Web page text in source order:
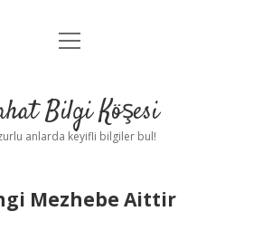
Anasayfa
Yasal Uyarı
menüyü
Bilgi Köşesi
anlarda keyifli bilgiler bul!
Mezhebe Aittir